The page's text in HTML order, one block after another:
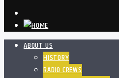
ABOUT US
HISTORY
RADIO CREWS